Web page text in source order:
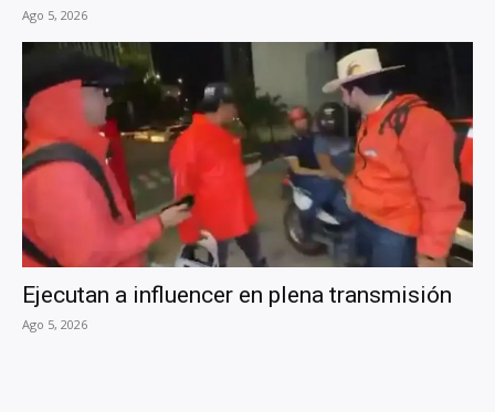
Ago 5, 2026
Ejecutan a influencer en plena transmisión
Ago 5, 2026